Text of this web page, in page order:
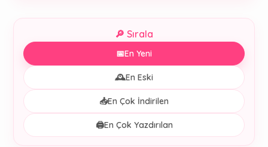
🔎 Sırala
📅En Yeni
🕰️En Eski
📥En Çok İndirilen
🖨️En Çok Yazdırılan